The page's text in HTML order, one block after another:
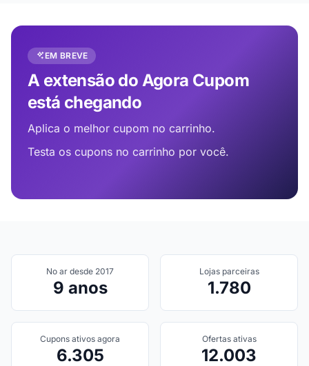
EM BREVE
A extensão do Agora Cupom
está chegando
Aplica o melhor cupom no carrinho.
Testa os cupons no carrinho por você.
No ar desde 2017
9 anos
Lojas parceiras
1.780
Cupons ativos agora
6.305
Ofertas ativas
12.003